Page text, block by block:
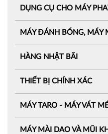
DỤNG CỤ CHO MÁY
MÁY ĐÁNH BÓNG, MÁY
HÀNG NHẬT BÃI
THIẾT BỊ CHÍNH XÁC
MÁY TARO - MÁY VÁT
MÁY MÀI DAO VÀ MŨI